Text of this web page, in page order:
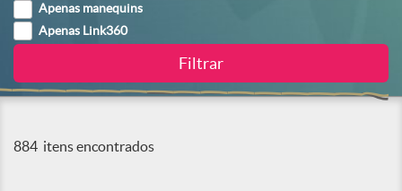
Apenas manequins
Apenas Link360
884 itens encontrados